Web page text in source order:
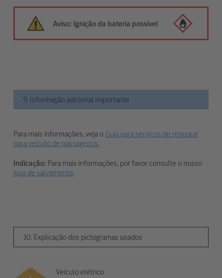
Aviso: Ignição da bateria possível
9. Informação adicional importante
Para mais informações, veja oGuia para serviços de reboque
para veículo de passageiros.
Indicação: Para mais informações, por favor consulte o nosso
guia de salvamento.
10. Explicação dos pictogramas usados
Veículo elétrico